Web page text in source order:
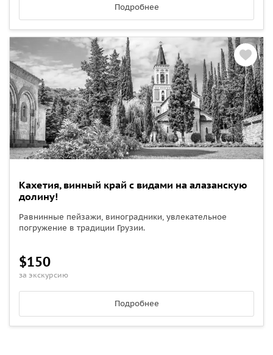
Подробнее
Кахетия, винный край с видами на алазанскую
долину!
Равнинные пейзажи, виноградники, увлекательное
погружение в традиции Грузии.
$150
за экскурсию
Подробнее